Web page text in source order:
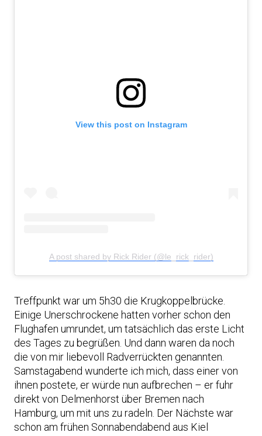
View this post on Instagram
A post shared by Rick Rider (@le_rick_rider)
Treffpunkt war um 5h30 die Krugkoppelbrücke.
Einige Unerschrockene hatten vorher schon den
Flughafen umrundet, um tatsächlich das erste Licht
des Tages zu begrüßen. Und dann waren da noch
die von mir liebevoll Radverrückten genannten.
Samstagabend wunderte ich mich, dass einer von
ihnen postete, er würde nun aufbrechen – er fuhr
direkt von Delmenhorst über Bremen nach
Hamburg, um mit uns zu radeln. Der Nächste war
schon am frühen Sonnabendabend aus Kiel